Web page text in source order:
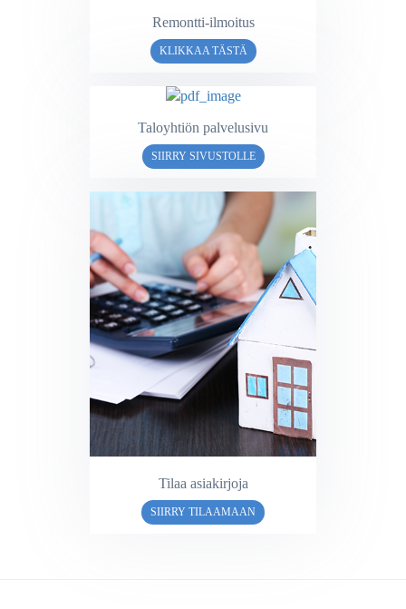
Remontti-ilmoitus
KLIKKAA TÄSTÄ
Taloyhtiön palvelusivu
SIIRRY SIVUSTOLLE
Tilaa asiakirjoja
SIIRRY TILAAMAAN